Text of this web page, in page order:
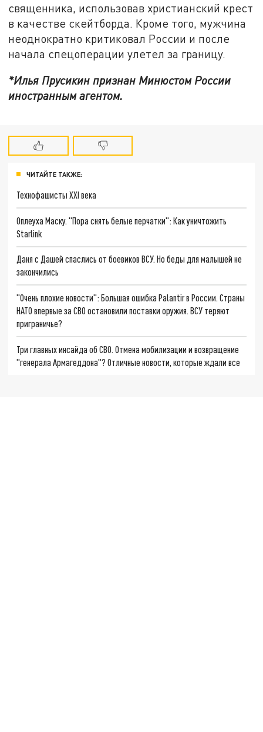
священника, использовав христианский крест
в качестве скейтборда. Кроме того, мужчина
неоднократно критиковал России и после
начала спецоперации улетел за границу.
*Илья Прусикин признан Минюстом России
иностранным агентом.
ЧИТАЙТЕ ТАКЖЕ:
Технофашисты XXI века
Оплеуха Маску. "Пора снять белые перчатки": Как уничтожить
Starlink
Даня с Дашей спаслись от боевиков ВСУ. Но беды для малышей не
закончились
"Очень плохие новости": Большая ошибка Palantir в России. Страны
НАТО впервые за СВО остановили поставки оружия. ВСУ теряют
приграничье?
Три главных инсайда об СВО. Отмена мобилизации и возвращение
"генерала Армагеддона"? Отличные новости, которые ждали все